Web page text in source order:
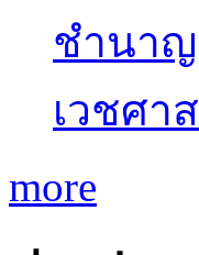
ชำนาญ
เวชศา
more